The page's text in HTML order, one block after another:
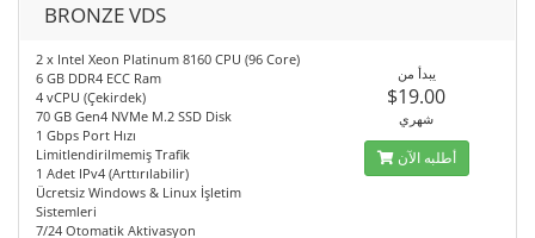
BRONZE VDS
2 x Intel Xeon Platinum 8160 CPU (96 Core)
6 GB DDR4 ECC Ram
4 vCPU (Çekirdek)
70 GB Gen4 NVMe M.2 SSD Disk
1 Gbps Port Hızı
Limitlendirilmemiş Trafik
1 Adet IPv4 (Arttırılabilir)
Ücretsiz Windows & Linux İşletim
Sistemleri
7/24 Otomatik Aktivasyon
يبدأ من
$19.00
شهري
أطلبه الآن